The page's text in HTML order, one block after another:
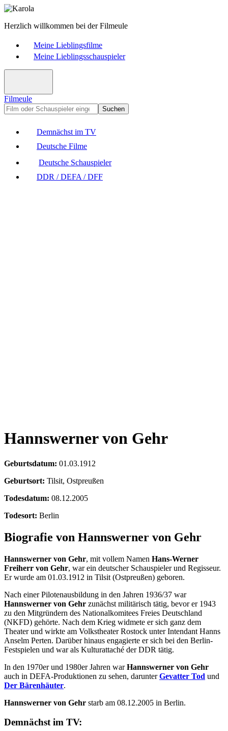
Herzlich willkommen bei der Filmeule
Meine Lieblingsfilme
Meine Lieblingsschauspieler
Filmeule
Suchen
Demnächst im TV
Deutsche Filme
Deutsche Schauspieler
DDR / DEFA / DFF
Hannswerner von Gehr
Geburtsdatum: 01.03.1912
Geburtsort: Tilsit, Ostpreußen
Todesdatum: 08.12.2005
Todesort: Berlin
Biografie von Hannswerner von Gehr
Hannswerner von Gehr, mit vollem Namen Hans-Werner
Freiherr von Gehr, war ein deutscher Schauspieler und Regisseur.
Er wurde am 01.03.1912 in Tilsit (Ostpreußen) geboren.
Nach einer Pilotenausbildung in den Jahren 1936/37 war
Hannswerner von Gehr zunächst militärisch tätig, bevor er 1943
zu den Mitgründern des Nationalkomitees Freies Deutschland
(NKFD) gehörte. Nach dem Krieg widmete er sich ganz dem
Theater und wirkte am Volkstheater Rostock unter Intendant Hanns
Anselm Perten. Darüber hinaus engagierte er sich bei den Berlin-
Festspielen und war als Kulturattaché der DDR tätig.
In den 1970er und 1980er Jahren warHannswerner von Gehr
auch in DEFA-Produktionen zu sehen, darunterGevatter Tod und
Der Bärenhäuter.
Hannswerner von Gehr starb am 08.12.2005 in Berlin.
Demnächst im TV: